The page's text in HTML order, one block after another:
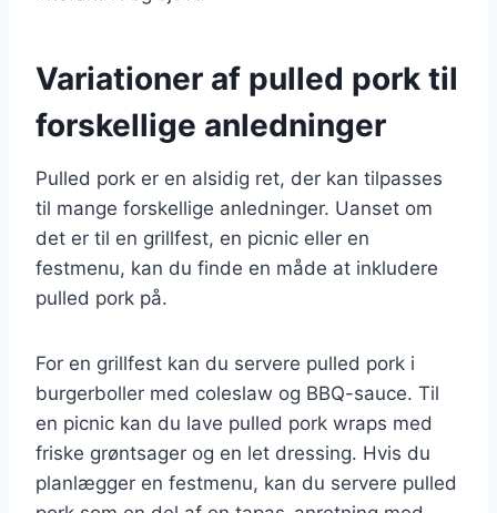
Variationer af pulled pork til
forskellige anledninger
Pulled pork er en alsidig ret, der kan tilpasses
til mange forskellige anledninger. Uanset om
det er til en grillfest, en picnic eller en
festmenu, kan du finde en måde at inkludere
pulled pork på.
For en grillfest kan du servere pulled pork i
burgerboller med coleslaw og BBQ-sauce. Til
en picnic kan du lave pulled pork wraps med
friske grøntsager og en let dressing. Hvis du
planlægger en festmenu, kan du servere pulled